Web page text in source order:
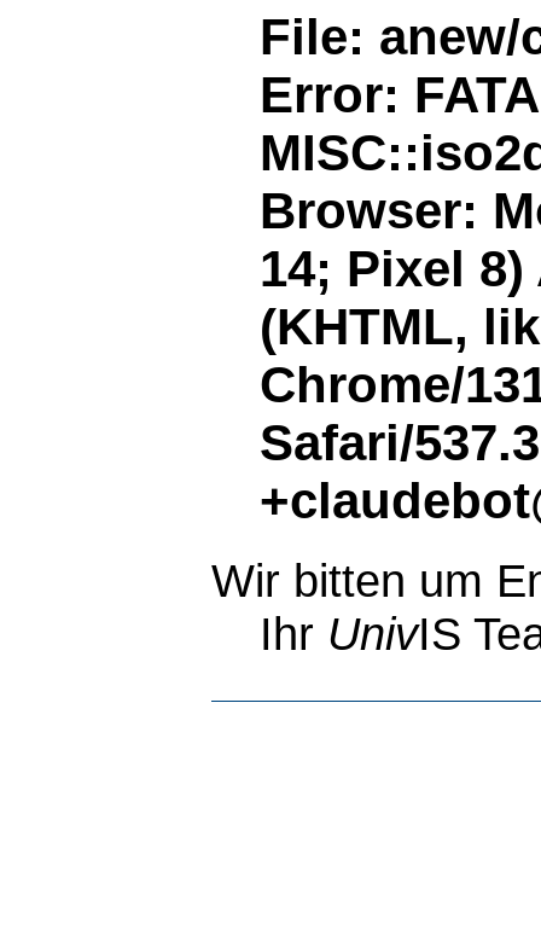
File: anew/
Error:
Browser:
14; Pixel
(KHTML,
Chrome/
Safari/
Wir bitten um
Ihr UnivIS